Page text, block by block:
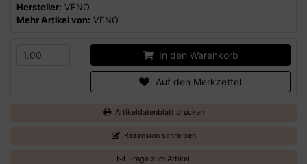
Hersteller: VENO
Mehr Artikel von: VENO
In den Warenkorb
Auf den Merkzettel
Artikeldatenblatt drucken
Rezension schreiben
Frage zum Artikel